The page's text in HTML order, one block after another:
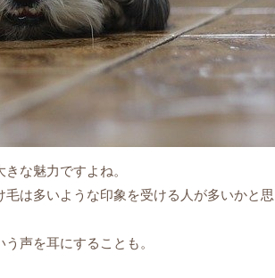
な魅力ですよね。
毛は多いような印象を受ける人が多いかと思
声を耳にすることも。